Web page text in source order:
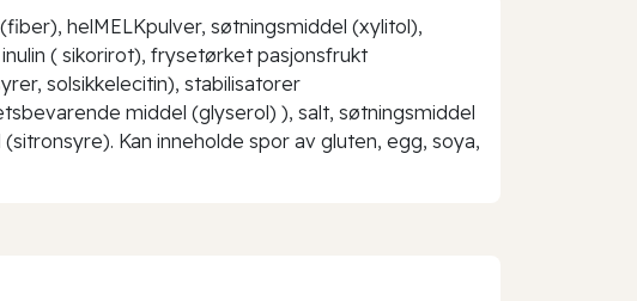
helMELKpulver, søtningsmiddel (xylitol),
( sikorirot), frysetørket pasjonsfrukt
solsikkelecitin), stabilisatorer
middel (glyserol) ), salt, søtningsmiddel
Kan inneholde spor av gluten, egg, soya,